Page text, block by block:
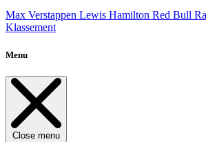
Max Verstappen Lewis Hamilton Red Bull
Klassement
Menu
Close menu